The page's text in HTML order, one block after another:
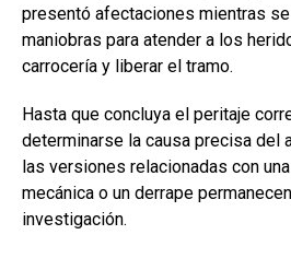
presentó afectaciones mientras
maniobras para atender a los
carrocería y liberar el tramo.
Hasta que concluya el peritaje
determinarse la causa precisa del
las versiones relacionadas con
mecánica o un derrape
investigación.